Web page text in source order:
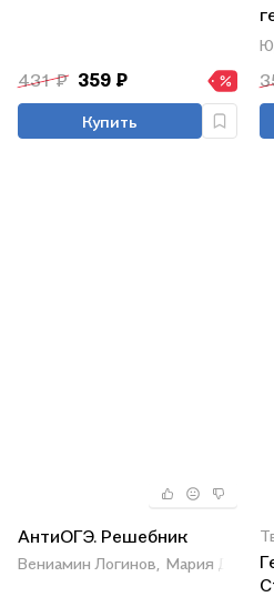
431 ₽ 359 ₽
Купить
АнтиОГЭ. Решебник
Вениамин Логинов, Мария